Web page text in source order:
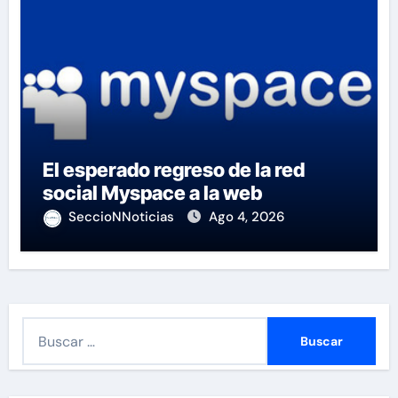
El esperado regreso de la red
social Myspace a la web
SeccioNNoticias Ago 4, 2026